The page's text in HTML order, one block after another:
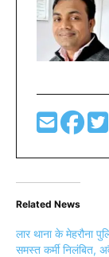
Related News
लार थाना के मेहरौना
समस्त कर्मी निलंबित,